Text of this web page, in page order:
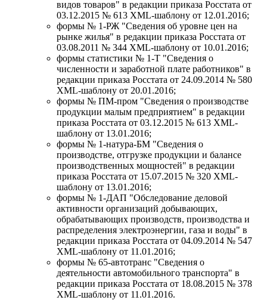
видов товаров" в редакции приказа Росстата от
03.12.2015 № 613 XML-шаблону от 12.01.2016;
формы № 1-РЖ "Сведения об уровне цен на
рынке жилья" в редакции приказа Росстата от
03.08.2011 № 344 XML-шаблону от 10.01.2016;
формы статистики № 1-Т "Сведения о
численности и заработной плате работников" в
редакции приказа Росстата от 24.09.2014 № 580
XML-шаблону от 20.01.2016;
формы № ПМ-пром "Сведения о производстве
продукции малым предприятием" в редакции
приказа Росстата от 03.12.2015 № 613 XML-
шаблону от 13.01.2016;
формы № 1-натура-БМ "Сведения о
производстве, отгрузке продукции и балансе
производственных мощностей" в редакции
приказа Росстата от 15.07.2015 № 320 XML-
шаблону от 13.01.2016;
формы № 1-ДАП "Обследование деловой
активности организаций добывающих,
обрабатывающих производств, производства и
распределения электроэнергии, газа и воды" в
редакции приказа Росстата от 04.09.2014 № 547
XML-шаблону от 11.01.2016;
формы № 65-автотранс "Сведения о
деятельности автомобильного транспорта" в
редакции приказа Росстата от 18.08.2015 № 378
XML-шаблону от 11.01.2016.